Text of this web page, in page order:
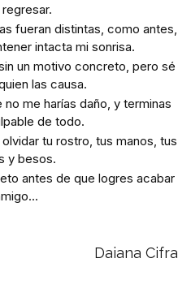
fueran distintas, como antes,
intacta mi sonrisa.
un motivo concreto, pero sé
las causa.
me harías daño, y terminas
de todo.
tu rostro, tus manos, tus
y besos.
antes de que logres acabar
Daiana Cifra